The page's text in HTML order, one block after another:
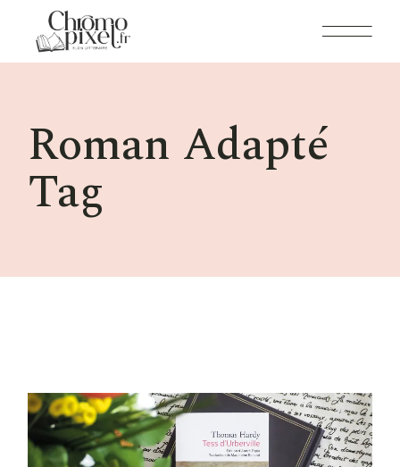
content
Roman Adapté
Tag